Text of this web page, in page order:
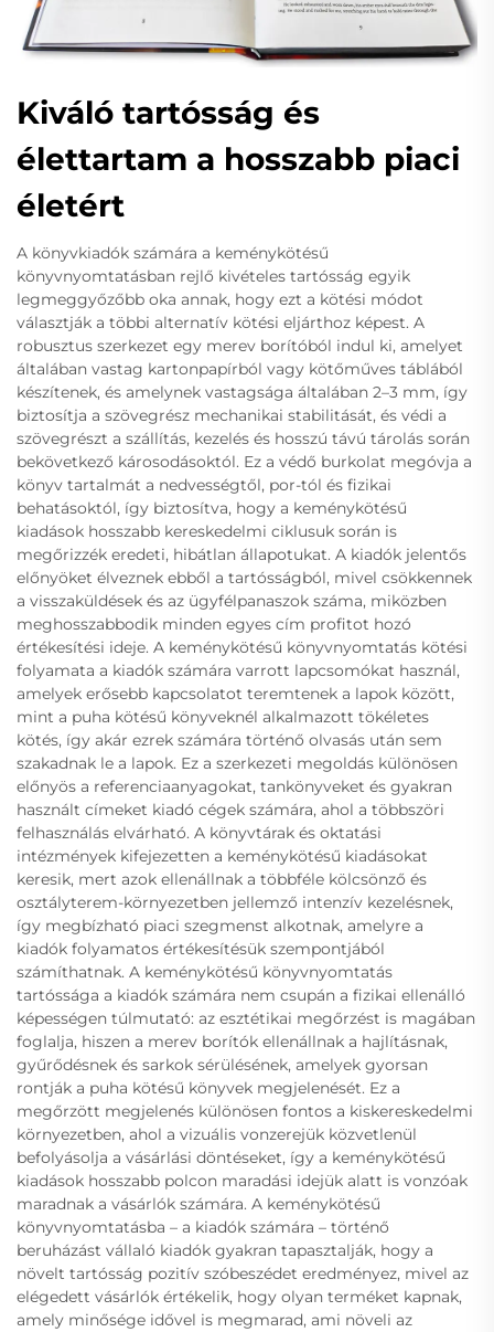
Kiváló tartósság és
élettartam a hosszabb piaci
életért
A könyvkiadók számára a keménykötésű
könyvnyomtatásban rejlő kivételes tartósság egyik
legmeggyőzőbb oka annak, hogy ezt a kötési módot
választják a többi alternatív kötési eljárthoz képest. A
robusztus szerkezet egy merev borítóból indul ki, amelyet
általában vastag kartonpapírból vagy kötőműves táblából
készítenek, és amelynek vastagsága általában 2–3 mm, így
biztosítja a szövegrész mechanikai stabilitását, és védi a
szövegrészt a szállítás, kezelés és hosszú távú tárolás során
bekövetkező károsodásoktól. Ez a védő burkolat megóvja a
könyv tartalmát a nedvességtől, por-tól és fizikai
behatásoktól, így biztosítva, hogy a keménykötésű
kiadások hosszabb kereskedelmi ciklusuk során is
megőrizzék eredeti, hibátlan állapotukat. A kiadók jelentős
előnyöket élveznek ebből a tartósságból, mivel csökkennek
a visszaküldések és az ügyfélpanaszok száma, miközben
meghosszabbodik minden egyes cím profitot hozó
értékesítési ideje. A keménykötésű könyvnyomtatás kötési
folyamata a kiadók számára varrott lapcsomókat használ,
amelyek erősebb kapcsolatot teremtenek a lapok között,
mint a puha kötésű könyveknél alkalmazott tökéletes
kötés, így akár ezrek számára történő olvasás után sem
szakadnak le a lapok. Ez a szerkezeti megoldás különösen
előnyös a referenciaanyagokat, tankönyveket és gyakran
használt címeket kiadó cégek számára, ahol a többszöri
felhasználás elvárható. A könyvtárak és oktatási
intézmények kifejezetten a keménykötésű kiadásokat
keresik, mert azok ellenállnak a többféle kölcsönző és
osztályterem-környezetben jellemző intenzív kezelésnek,
így megbízható piaci szegmenst alkotnak, amelyre a
kiadók folyamatos értékesítésük szempontjából
számíthatnak. A keménykötésű könyvnyomtatás
tartóssága a kiadók számára nem csupán a fizikai ellenálló
képességen túlmutató: az esztétikai megőrzést is magában
foglalja, hiszen a merev borítók ellenállnak a hajlításnak,
gyűrődésnek és sarkok sérülésének, amelyek gyorsan
rontják a puha kötésű könyvek megjelenését. Ez a
megőrzött megjelenés különösen fontos a kiskereskedelmi
környezetben, ahol a vizuális vonzerejük közvetlenül
befolyásolja a vásárlási döntéseket, így a keménykötésű
kiadások hosszabb polcon maradási idejük alatt is vonzóak
maradnak a vásárlók számára. A keménykötésű
könyvnyomtatásba – a kiadók számára – történő
beruházást vállaló kiadók gyakran tapasztalják, hogy a
növelt tartósság pozitív szóbeszédet eredményez, mivel az
elégedett vásárlók értékelik, hogy olyan terméket kapnak,
amely minősége idővel is megmarad, ami növeli az